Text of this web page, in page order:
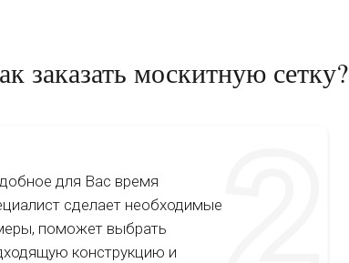
заказать москитную сетку?
для Вас время
сделает необходимые
поможет выбрать
конструкцию и